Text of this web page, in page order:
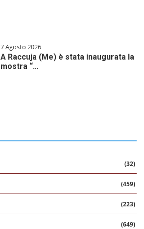
7 Agosto 2026
A Raccuja (Me) è stata inaugurata la
mostra “…
(32)
(459)
(223)
(649)